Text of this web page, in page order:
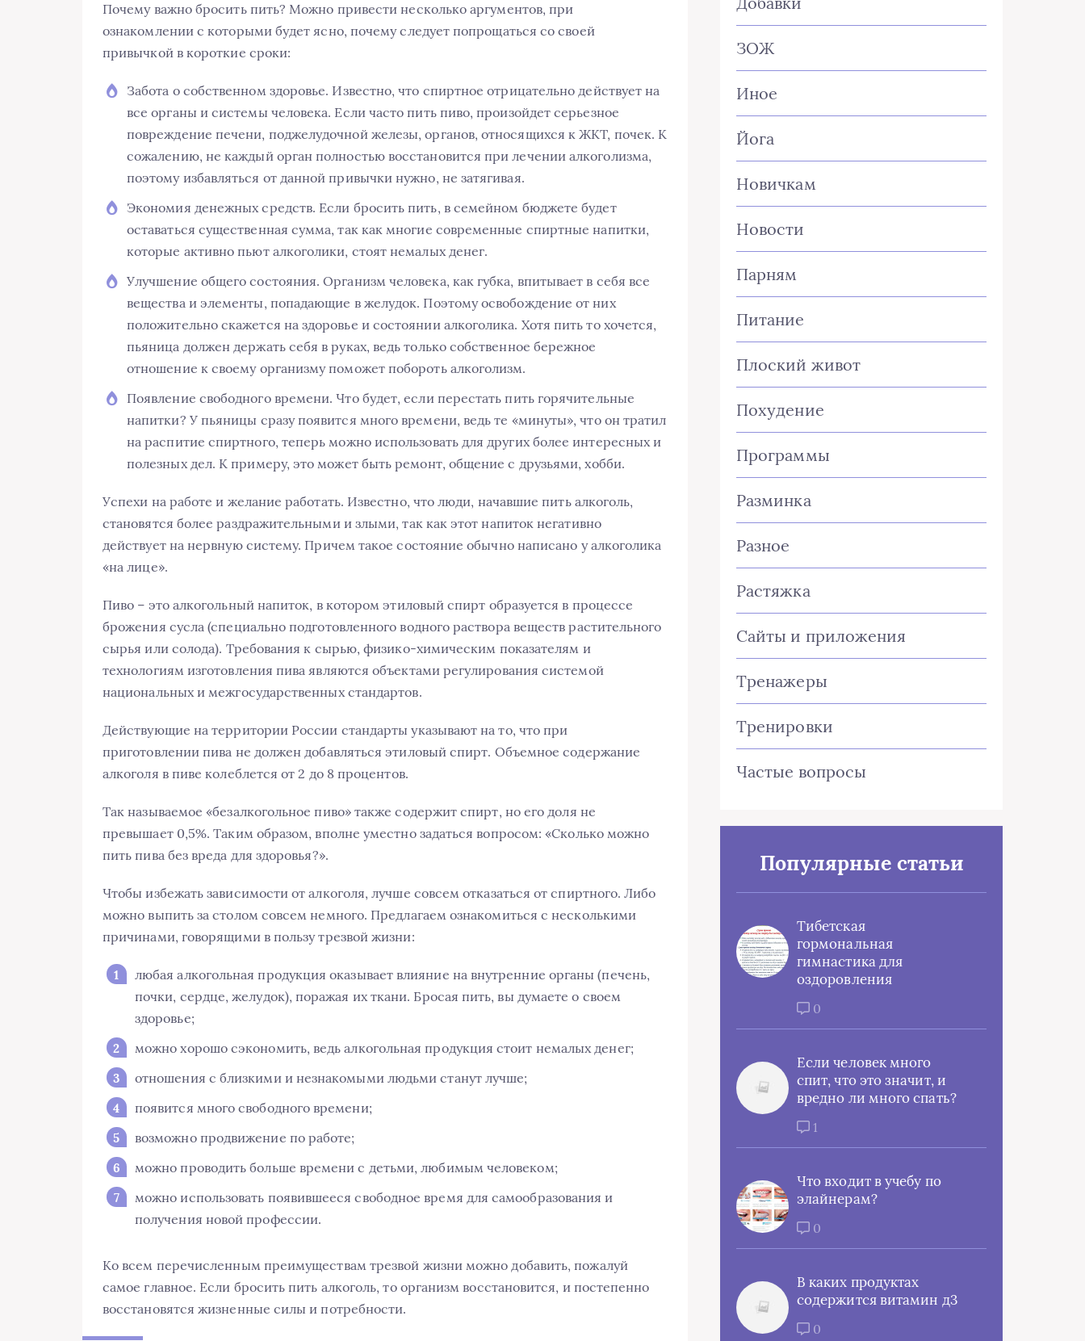
Почему важно бросить пить? Можно привести несколько аргументов, при
ознакомлении с которыми будет ясно, почему следует попрощаться со своей
привычкой в короткие сроки:
Забота о собственном здоровье. Известно, что спиртное отрицательно действует на
все органы и системы человека. Если часто пить пиво, произойдет серьезное
повреждение печени, поджелудочной железы, органов, относящихся к ЖКТ, почек. К
сожалению, не каждый орган полностью восстановится при лечении алкоголизма,
поэтому избавляться от данной привычки нужно, не затягивая.
Экономия денежных средств. Если бросить пить, в семейном бюджете будет
оставаться существенная сумма, так как многие современные спиртные напитки,
которые активно пьют алкоголики, стоят немалых денег.
Улучшение общего состояния. Организм человека, как губка, впитывает в себя все
вещества и элементы, попадающие в желудок. Поэтому освобождение от них
положительно скажется на здоровье и состоянии алкоголика. Хотя пить то хочется,
пьяница должен держать себя в руках, ведь только собственное бережное
отношение к своему организму поможет побороть алкоголизм.
Появление свободного времени. Что будет, если перестать пить горячительные
напитки? У пьяницы сразу появится много времени, ведь те «минуты», что он тратил
на распитие спиртного, теперь можно использовать для других более интересных и
полезных дел. К примеру, это может быть ремонт, общение с друзьями, хобби.
Успехи на работе и желание работать. Известно, что люди, начавшие пить алкоголь,
становятся более раздражительными и злыми, так как этот напиток негативно
действует на нервную систему. Причем такое состояние обычно написано у алкоголика
«на лице».
Пиво – это алкогольный напиток, в котором этиловый спирт образуется в процессе
брожения сусла (специально подготовленного водного раствора веществ растительного
сырья или солода). Требования к сырью, физико-химическим показателям и
технологиям изготовления пива являются объектами регулирования системой
национальных и межгосударственных стандартов.
Действующие на территории России стандарты указывают на то, что при
приготовлении пива не должен добавляться этиловый спирт. Объемное содержание
алкоголя в пиве колеблется от 2 до 8 процентов.
Так называемое «безалкогольное пиво» также содержит спирт, но его доля не
превышает 0,5%. Таким образом, вполне уместно задаться вопросом: «Сколько можно
пить пива без вреда для здоровья?».
Чтобы избежать зависимости от алкоголя, лучше совсем отказаться от спиртного. Либо
можно выпить за столом совсем немного. Предлагаем ознакомиться с несколькими
причинами, говорящими в пользу трезвой жизни:
любая алкогольная продукция оказывает влияние на внутренние органы (печень,
почки, сердце, желудок), поражая их ткани. Бросая пить, вы думаете о своем
здоровье;
можно хорошо сэкономить, ведь алкогольная продукция стоит немалых денег;
отношения с близкими и незнакомыми людьми станут лучше;
появится много свободного времени;
возможно продвижение по работе;
можно проводить больше времени с детьми, любимым человеком;
можно использовать появившееся свободное время для самообразования и
получения новой профессии.
Ко всем перечисленным преимуществам трезвой жизни можно добавить, пожалуй
самое главное. Если бросить пить алкоголь, то организм восстановится, и постепенно
восстановятся жизненные силы и потребности.
ЗОЖ
Иное
Йога
Новичкам
Новости
Парням
Питание
Плоский живот
Похудение
Программы
Разминка
Разное
Растяжка
Сайты и приложения
Тренажеры
Тренировки
Частые вопросы
Популярные статьи
Тибетская
гормональная
гимнастика для
оздоровления
0
Если человек много
спит, что это значит, и
вредно ли много спать?
1
Что входит в учебу по
элайнерам?
0
В каких продуктах
содержится витамин д3
0